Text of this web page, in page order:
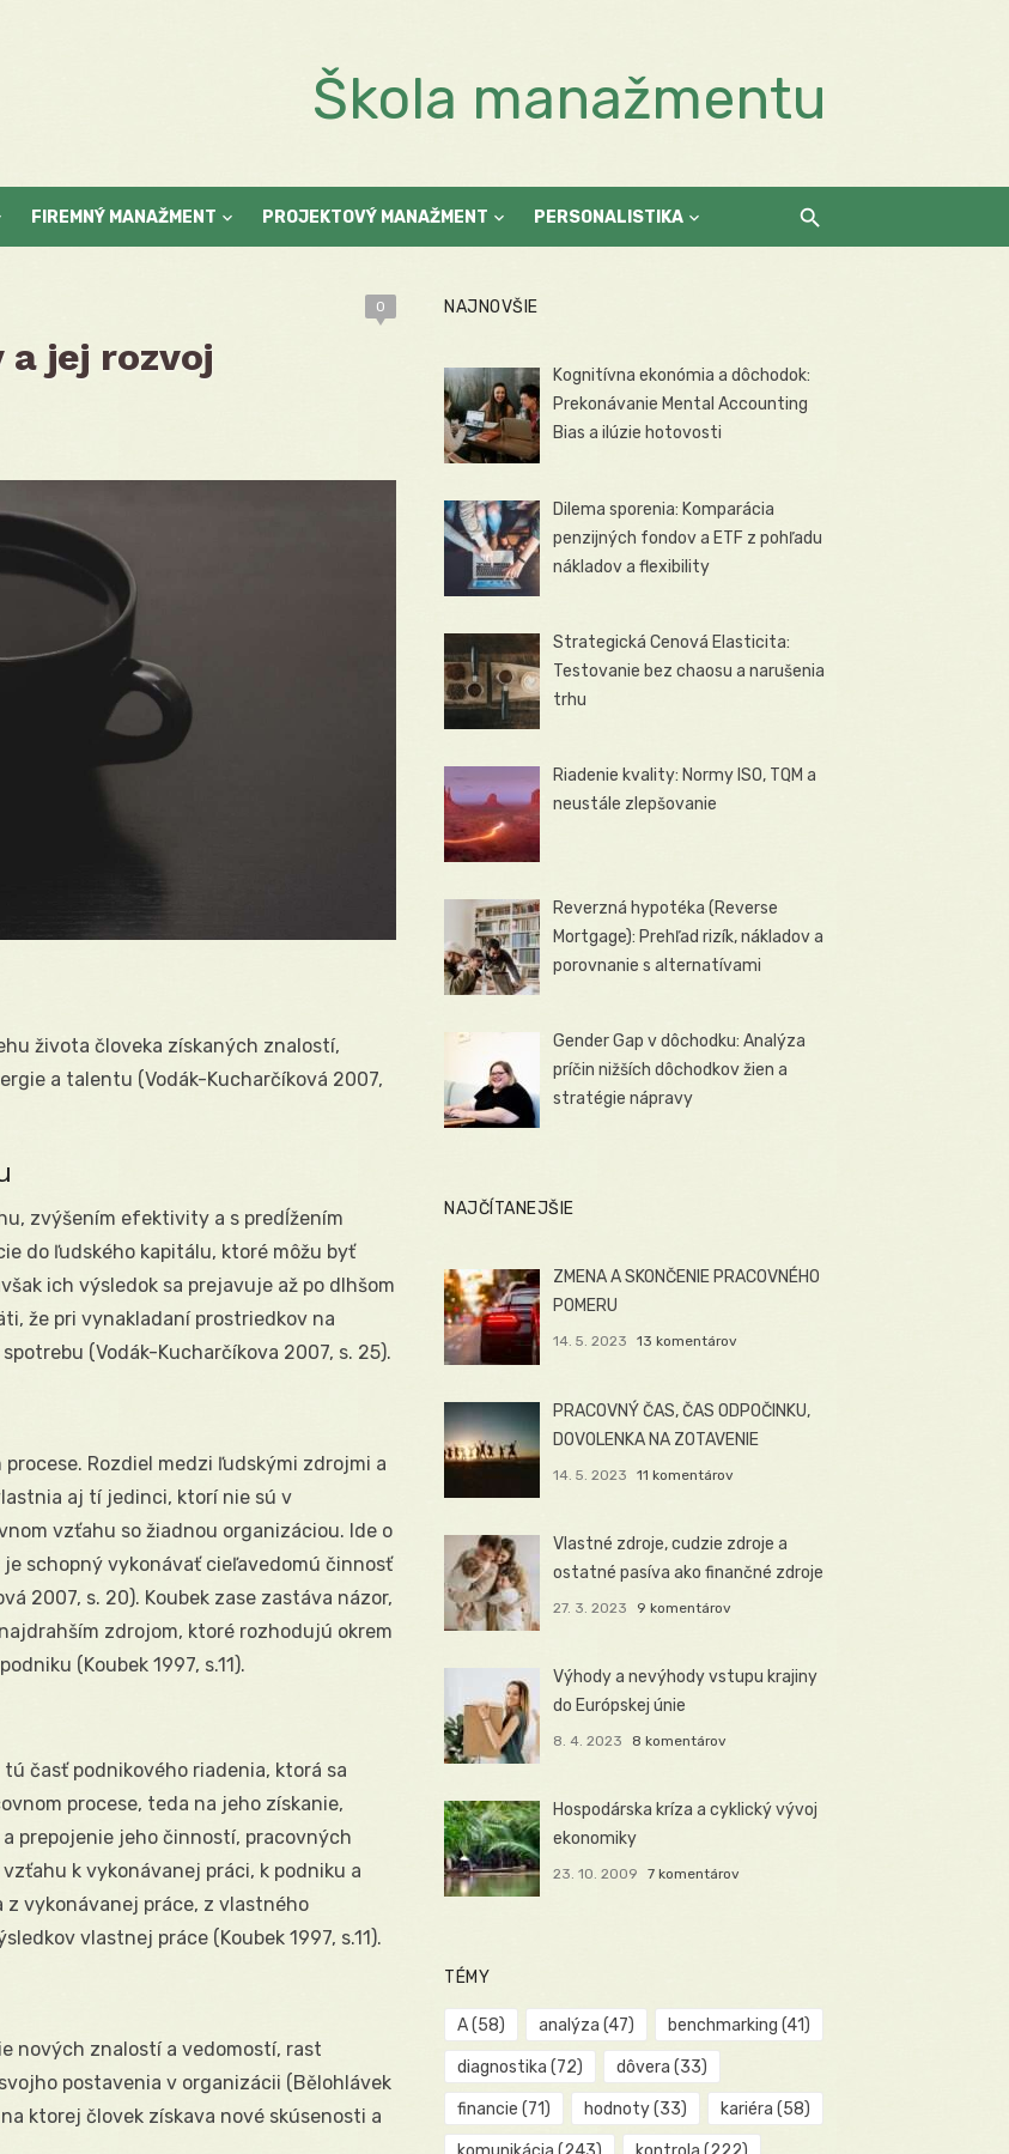
Škola manažmentu
FIREMNÝ MANAŽMENT PROJEKTOVÝ MANAŽMENT PERSONALISTIKA
0
jej rozvoj
života človeka získaných znalostí,
a talentu (Vodák-Kucharčíková 2007,
zvýšením efektivity a s predĺžením
do ľudského kapitálu, ktoré môžu byť
ich výsledok sa prejavuje až po dlhšom
že pri vynakladaní prostriedkov na
(Vodák-Kucharčíkova 2007, s. 25).
Rozdiel medzi ľudskými zdrojmi a
aj tí jedinci, ktorí nie sú v
vzťahu so žiadnou organizáciou. Ide o
schopný vykonávať cieľavedomú činnosť
2007, s. 20). Koubek zase zastáva názor,
zdrojom, ktoré rozhodujú okrem
(Koubek 1997, s.11).
tú časť podnikového riadenia, ktorá sa
procese, teda na jeho získanie,
prepojenie jeho činností, pracovných
k vykonávanej práci, k podniku a
z vykonávanej práce, z vlastného
vlastnej práce (Koubek 1997, s.11).
nových znalostí a vedomostí, rast
postavenia v organizácii (Bělohlávek
ktorej človek získava nové skúsenosti a
NAJNOVŠIE
Kognitívna ekonómia a dôchodok:
Prekonávanie Mental Accounting
Bias a ilúzie hotovosti
Dilema sporenia: Komparácia
penzijných fondov a ETF z pohľadu
nákladov a flexibility
Strategická Cenová Elasticita:
Testovanie bez chaosu a narušenia
trhu
Riadenie kvality: Normy ISO, TQM a
neustále zlepšovanie
Reverzná hypotéka (Reverse
Mortgage): Prehľad rizík, nákladov a
porovnanie s alternatívami
Gender Gap v dôchodku: Analýza
príčin nižších dôchodkov žien a
stratégie nápravy
NAJČÍTANEJŠIE
ZMENA A SKONČENIE PRACOVNÉHO
POMERU
14. 5. 2023 13 komentárov
PRACOVNÝ ČAS, ČAS ODPOČINKU,
DOVOLENKA NA ZOTAVENIE
14. 5. 2023 11 komentárov
Vlastné zdroje, cudzie zdroje a
ostatné pasíva ako finančné zdroje
27. 3. 2023 9 komentárov
Výhody a nevýhody vstupu krajiny
do Európskej únie
8. 4. 2023 8 komentárov
Hospodárska kríza a cyklický vývoj
ekonomiky
23. 10. 2009 7 komentárov
TÉMY
A(58) analýza (47) benchmarking (41)
diagnostika (72) dôvera (33)
financie (71) hodnoty(33) kariéra (58)